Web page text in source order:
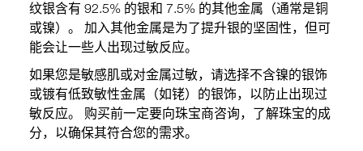
纹银含有 92.5% 的银和 7.5% 的其他金属（通常是铜
或镍）。 加入其他金属是为了提升银的坚固性，但可
能会让一些人出现过敏反应。
如果您是敏感肌或对金属过敏，请选择不含镍的银饰
或镀有低致敏性金属（如铑）的银饰，以防止出现过
敏反应。 购买前一定要向珠宝商咨询，了解珠宝的成
分，以确保其符合您的需求。